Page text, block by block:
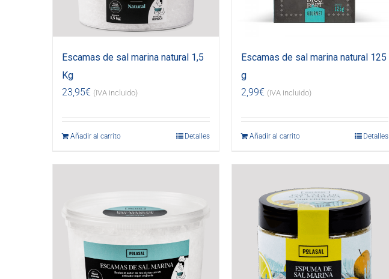
Escamas de sal marina natural 1,5
Kg
23,95€ (IVA incluido)
Añadir al carrito Detalles
Escamas de sal marina natural 125
g
2,99€ (IVA incluido)
Añadir al carrito Detalles